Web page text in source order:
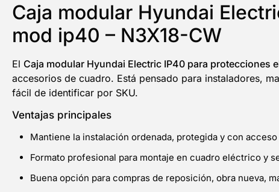
Caja modular Hyundai
mod ip40 – N3X18-CW
El Caja modular Hyundai Electric IP40 para protecciones
accesorios de cuadro. Está pensado para instaladores,
fácil de identificar por SKU.
Ventajas principales
Mantiene la instalación ordenada, protegida y con
Formato profesional para montaje en cuadro eléctrico y
Buena opción para compras de reposición, obra nueva,